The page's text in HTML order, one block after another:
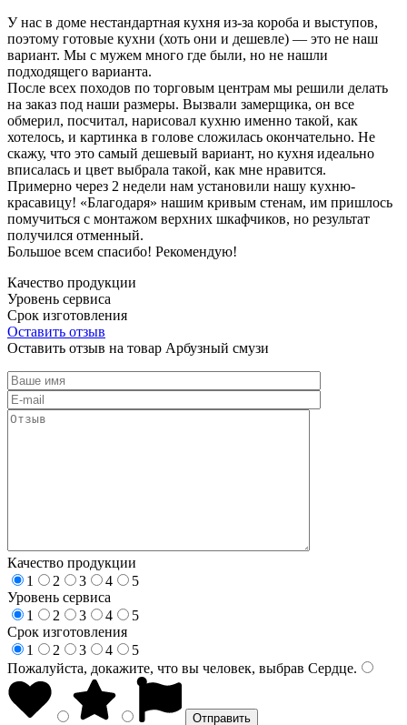
У нас в доме нестандартная кухня из-за короба и выступов,
поэтому готовые кухни (хоть они и дешевле) — это не наш
вариант. Мы с мужем много где были, но не нашли
подходящего варианта.
После всех походов по торговым центрам мы решили делать
на заказ под наши размеры. Вызвали замерщика, он все
обмерил, посчитал, нарисовал кухню именно такой, как
хотелось, и картинка в голове сложилась окончательно. Не
скажу, что это самый дешевый вариант, но кухня идеально
вписалась и цвет выбрала такой, как мне нравится.
Примерно через 2 недели нам установили нашу кухню-
красавицу! «Благодаря» нашим кривым стенам, им пришлось
помучиться с монтажом верхних шкафчиков, но результат
получился отменный.
Большое всем спасибо! Рекомендую!
Качество продукции
Уровень сервиса
Срок изготовления
Оставить отзыв
Оставить отзыв на товар Арбузный смузи
Качество продукции
1
2 3 4
5
Уровень сервиса
1
2 3 4
5
Срок изготовления
1
2 3 4
5
Пожалуйста, докажите, что вы человек, выбрав Сердце.